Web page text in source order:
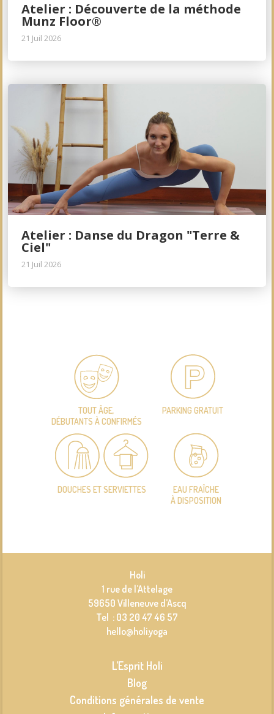
Atelier : Découverte de la méthode
Munz Floor®
21 Juil 2026
Atelier : Danse du Dragon "Terre &
Ciel"
21 Juil 2026
TOUT ÂGE,
DÉBUTANTS À CONFIRMÉS
PARKING GRATUIT
DOUCHES ET SERVIETTES
EAU FRAÎCHE
À DISPOSITION
Holi
1 rue de l’Attelage
59650 Villeneuve d’Ascq
Tel : 03 20 47 46 57
hello@holi.yoga
L’Esprit Holi
Blog
Conditions générales de vente